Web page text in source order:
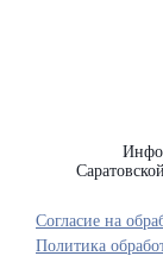
Согласие на
Политика